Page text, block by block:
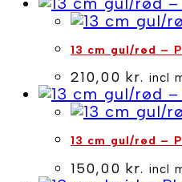
13 cm gul/rød –
210,00 kr. incl
13 cm gul/rød –
150,00 kr. incl